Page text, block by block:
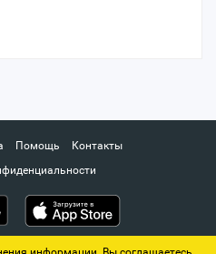
Помощь
Контакты